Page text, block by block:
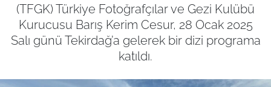
(TFGK) Türkiye Fotoğrafçılar ve Gezi Kulübü
Kurucusu Barış Kerim Cesur, 28 Ocak 2025
Salı günü Tekirdağ’a gelerek bir dizi programa
katıldı.
GÜNDEM